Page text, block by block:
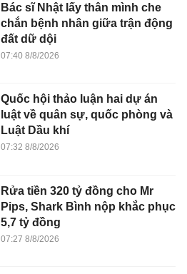
Bác sĩ Nhật lấy thân mình che
chắn bệnh nhân giữa trận động
đất dữ dội
07:40 8/8/2026
Quốc hội thảo luận hai dự án
luật về quân sự, quốc phòng và
Luật Dầu khí
07:32 8/8/2026
Rửa tiền 320 tỷ đồng cho Mr
Pips, Shark Bình nộp khắc phục
5,7 tỷ đồng
07:27 8/8/2026